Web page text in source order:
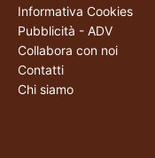
Informativa Cookies
Pubblicità - ADV
Collabora con noi
Contatti
Chi siamo